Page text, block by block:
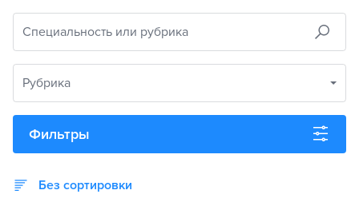
Специальность или рубрика
Рубрика
Фильтры
Без сортировки